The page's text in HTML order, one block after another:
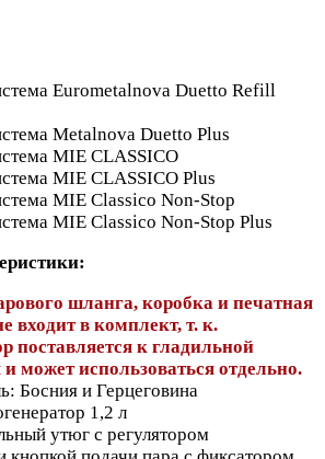
Eurometalnova Duetto Refill
Metalnova Duetto Plus
MIE CLASSICO
MIE CLASSICO Plus
MIE Classico Non-Stop
MIE Classico Non-Stop Plus
шланга, коробка и печатная
входит в комплект, т. к.
поставляется к гладильной
и может использоваться отдельно.
Босния и Герцеговина
1,2 л
утюг с регулятором